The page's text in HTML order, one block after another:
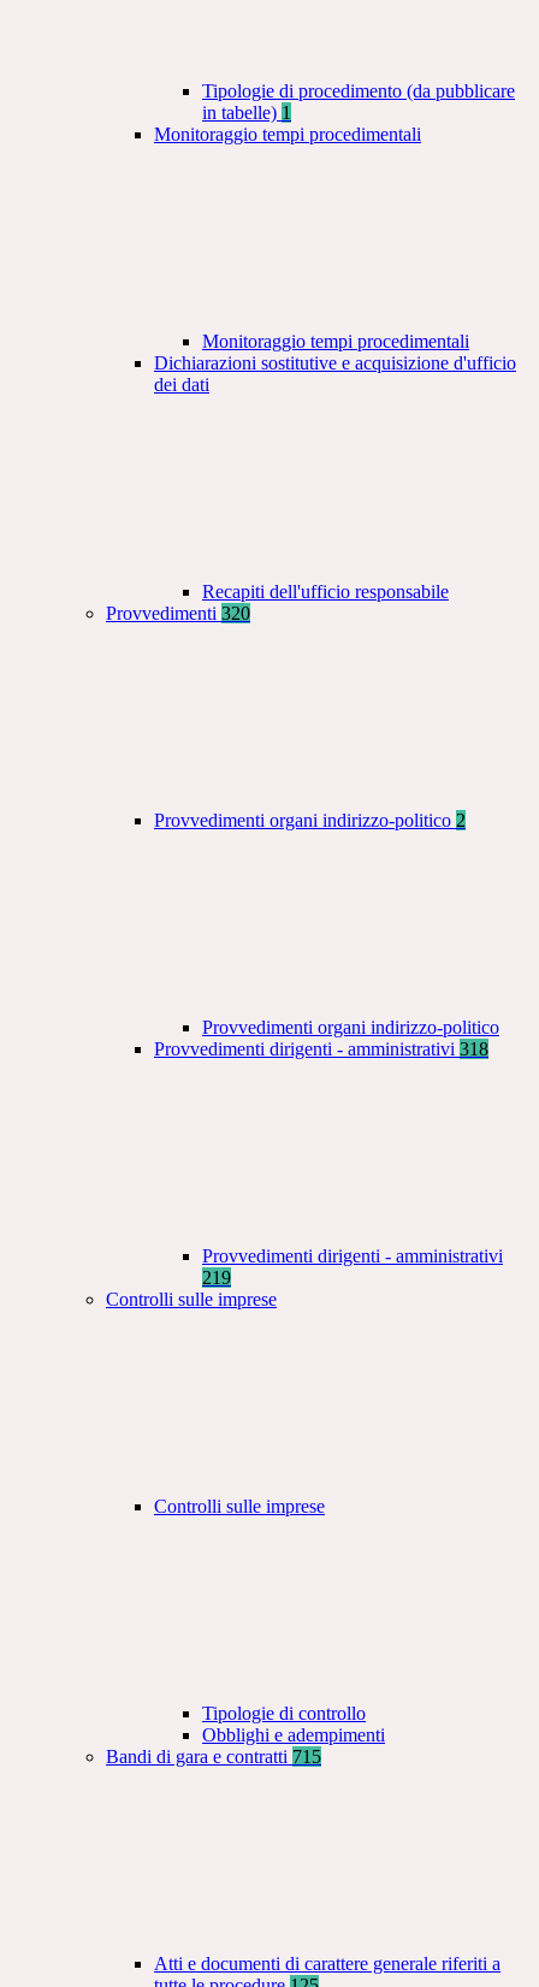
Tipologie di procedimento (da pubblicare
in tabelle) 1
Monitoraggio tempi procedimentali
Monitoraggio tempi procedimentali
Dichiarazioni sostitutive e acquisizione d'ufficio
dei dati
Recapiti dell'ufficio responsabile
Provvedimenti 320
Provvedimenti organi indirizzo-politico 2
Provvedimenti organi indirizzo-politico
Provvedimenti dirigenti - amministrativi 318
Provvedimenti dirigenti - amministrativi
219
Controlli sulle imprese
Controlli sulle imprese
Tipologie di controllo
Obblighi e adempimenti
Bandi di gara e contratti 715
Atti e documenti di carattere generale riferiti a